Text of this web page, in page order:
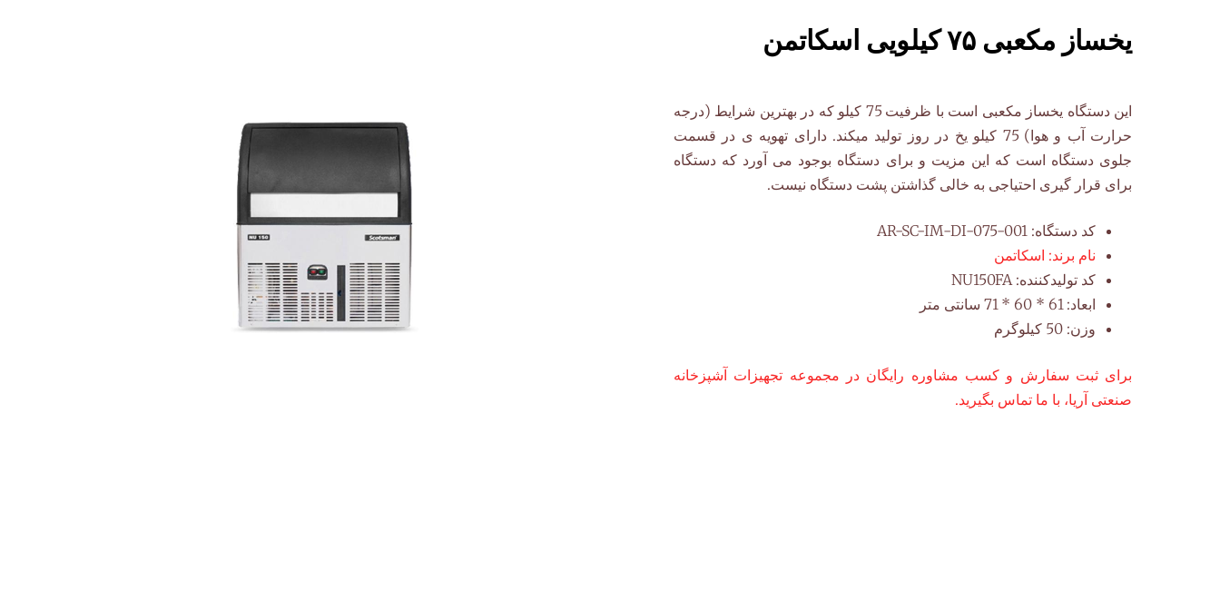
یخساز مکعبی ۷۵ کیلویی اسکاتمن
این دستگاه یخساز مکعبی است با ظرفیت 75 کیلو که در بهترین شرایط (درجه
حرارت آب و هوا) 75 کیلو یخ در روز تولید میکند. دارای تهویه ی در قسمت
جلوی دستگاه است که این مزیت و برای دستگاه بوجود می آورد که دستگاه
برای قرار گیری احتیاجی به خالی گذاشتن پشت دستگاه نیست.
کد دستگاه: AR-SC-IM-DI-075-001
نام برند: اسکاتمن
کد تولیدکننده:NU150FA
ابعاد:61 * 60 * 71 سانتی متر
وزن: 50 کیلوگرم
برای ثبت سفارش و کسب مشاوره رایگان در مجموعه تجهیزات آشپزخانه
صنعتی آریا، با ما تماس بگیرید.